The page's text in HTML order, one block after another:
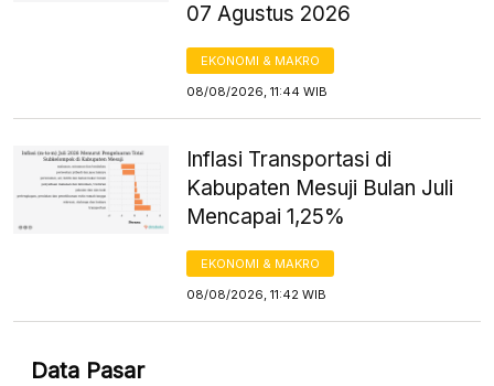
07 Agustus 2026
EKONOMI & MAKRO
08/08/2026, 11:44 WIB
Inflasi Transportasi di
Kabupaten Mesuji Bulan Juli
Mencapai 1,25%
EKONOMI & MAKRO
08/08/2026, 11:42 WIB
Data Pasar